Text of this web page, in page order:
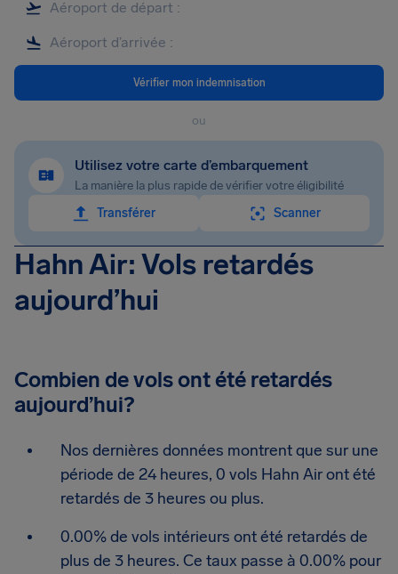
Vérifier mon indemnisation
ou
Utilisez votre carte d’embarquement
La manière la plus rapide de vérifier votre éligibilité
Transférer
Scanner
Hahn Air: Vols retardés
aujourd’hui
Combien de vols ont été retardés
aujourd’hui?
Nos dernières données montrent que sur une
période de 24 heures, 0 vols Hahn Air ont été
retardés de 3 heures ou plus.
0.00% de vols intérieurs ont été retardés de
plus de 3 heures. Ce taux passe à 0.00% pour